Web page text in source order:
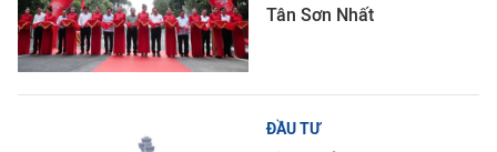
Tân Sơn Nhất
ĐẦU TƯ